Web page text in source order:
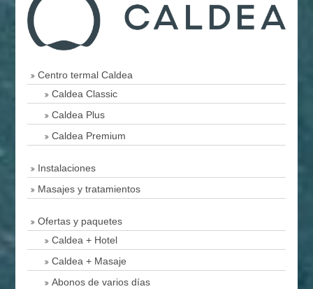
Centro termal Caldea
Caldea Classic
Caldea Plus
Caldea Premium
Instalaciones
Masajes y tratamientos
Ofertas y paquetes
Caldea + Hotel
Caldea + Masaje
Abonos de varios días